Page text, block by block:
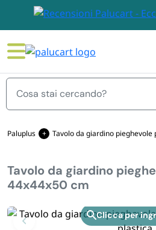
Menu
STOVIGLIE E TOVAGLIOLI
GIARDINO E ARREDO PER
Chi siamo
Personalizzazione Monouso
Paluplus Tavolo da giardino pieghevole
Tavolo da giardino
44x44x50 cm
Zoom